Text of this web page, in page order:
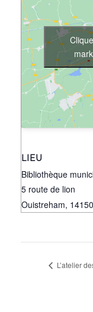
LIEU
Bibliothèque
5 route de lion
Ouistreham, 14150
L’atelier